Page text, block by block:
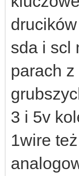
sda i scl
parach
3 i 5v
1wire